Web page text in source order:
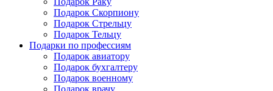
Подарок Скорпиону
Подарок Стрельцу
Подарок Тельцу
Подарки по профессиям
Подарок авиатору
Подарок бухгалтеру
Подарок военному
Подарок врачу